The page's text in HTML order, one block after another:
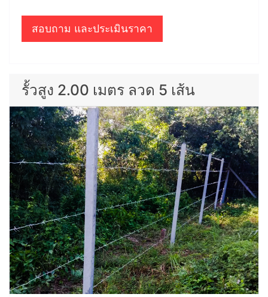
สอบถาม และประเมินราคา
รั้วสูง 2.00 เมตร ลวด 5 เส้น